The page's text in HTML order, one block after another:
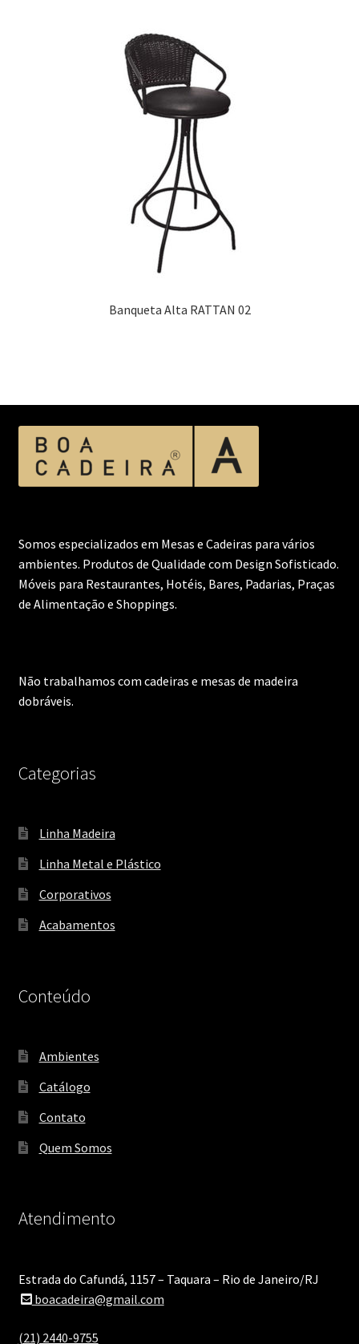
Banqueta Alta RATTAN 02
Somos especializados em Mesas e Cadeiras para vários
ambientes. Produtos de Qualidade com Design Sofisticado.
Móveis para Restaurantes, Hotéis, Bares, Padarias, Praças
de Alimentação e Shoppings.
Não trabalhamos com cadeiras e mesas de madeira
dobráveis.
Categorias
Linha Madeira
Linha Metal e Plástico
Corporativos
Acabamentos
Conteúdo
Ambientes
Catálogo
Contato
Quem Somos
Atendimento
Estrada do Cafundá, 1157 – Taquara – Rio de Janeiro/RJ
boacadeira@gmail.com
(21) 2440-9755